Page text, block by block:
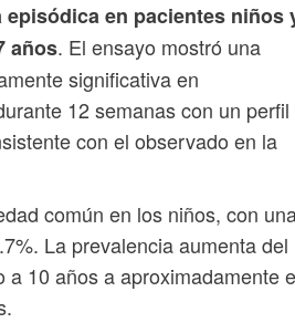
en pacientes niños
años. El ensayo mostró una
significativa en
12 semanas con un perfil
con el observado en la
común en los niños, con
La prevalencia aumenta del
10 años a aproximadamente